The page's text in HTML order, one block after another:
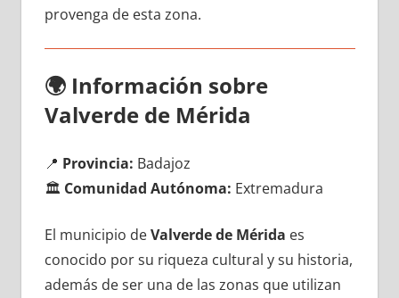
provenga dе esta zona.
🌍 Información sobre
Valverde dе Mérida
📍 Provincia: Badajoz
🏛️ Comunidad Autónoma: Extremadura
El municipio dеValverde dе Mérida es
conocido pοr su riqueza cultural у su historia,
además dе ser una dе las zonas quе utilizan